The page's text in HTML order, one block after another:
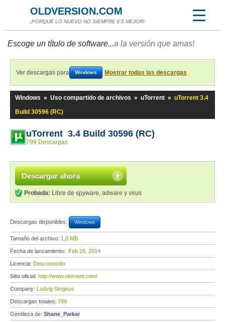
OLDVERSION.COM
¡PORQUE LO NUEVO NO SIEMPRE ES MEJOR!
Escoge un título de software...a la versión que amas!
Ver descargas para Windows Mostrar todas las descargas
Windows » Uso compartido de archivos » uTorrent » uTorrent 3.4
Build 30596 (RC)
uTorrent 3.4 Build 30596 (RC)
799 Descargas
Descargar ahora
Probada: Libre de spyware, adware y virus
Descargas disponibles: Windows
Tamaño del archivo: 1,8 MB
Fecha de lanzamiento: Feb 16, 2014
Licencia: Desconocido
Sitio oficial: http://www.utorrent.com/
Company: Ludvig Strigeus
Descargas totales: 799
Gentileza de: Shane_Parkar